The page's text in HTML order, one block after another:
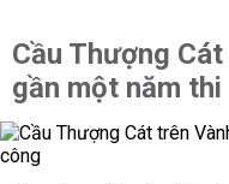
Cầu Thượng
gần một năm thi